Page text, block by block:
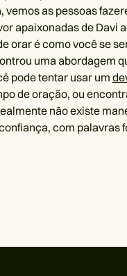
vemos as pessoas
apaixonadas de Davi
orar é como você se
uma abordagem
pode tentar usar um
de oração, ou
não existe
com palavras